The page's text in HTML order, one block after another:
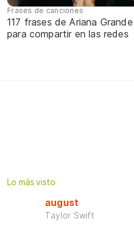
Frases de canciones
117 frases de Ariana Grande
para compartir en las redes
Lo más visto
august
Taylor Swift